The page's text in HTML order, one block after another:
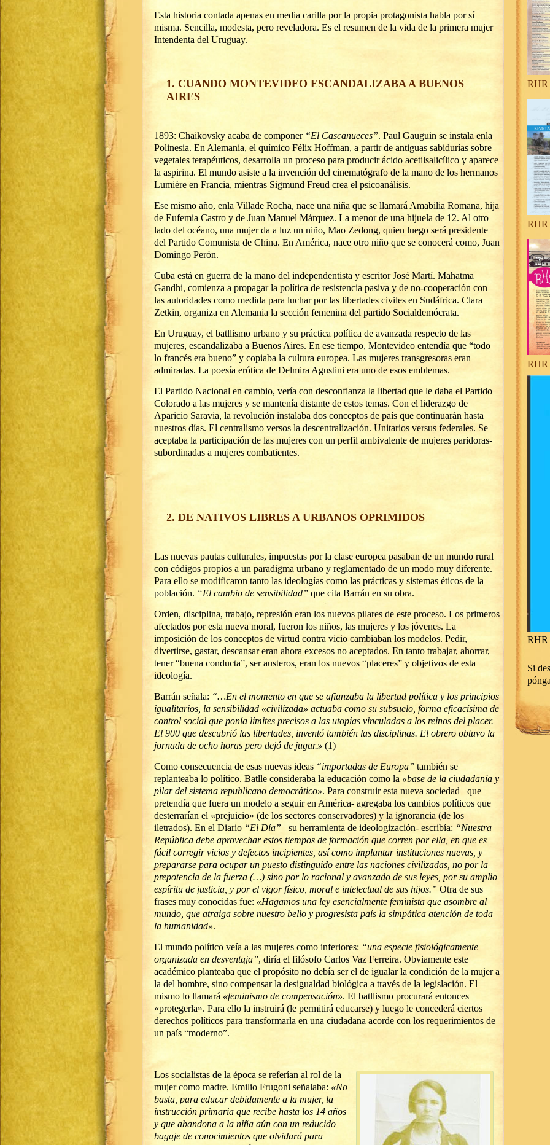
Esta historia contada apenas en media carilla por la propia protagonista habla por sí
misma. Sencilla, modesta, pero reveladora. Es el resumen de la vida de la primera mujer
Intendenta del Uruguay.
1. CUANDO MONTEVIDEO ESCANDALIZABA A BUENOS
AIRES
1893: Chaikovsky acaba de componer “El Cascanueces”. Paul Gauguin se instala enla
Polinesia. En Alemania, el químico Félix Hoffman, a partir de antiguas sabidurías sobre
vegetales terapéuticos, desarrolla un proceso para producir ácido acetilsalicílico y aparece
la aspirina. El mundo asiste a la invención del cinematógrafo de la mano de los hermanos
Lumière en Francia, mientras Sigmund Freud crea el psicoanálisis.
Ese mismo año, enla Villade Rocha, nace una niña que se llamará Amabilia Romana, hija
de Eufemia Castro y de Juan Manuel Márquez. La menor de una hijuela de 12. Al otro
lado del océano, una mujer da a luz un niño, Mao Zedong, quien luego será presidente
del Partido Comunista de China. En América, nace otro niño que se conocerá como, Juan
Domingo Perón.
Cuba está en guerra de la mano del independentista y escritor José Martí. Mahatma
Gandhi, comienza a propagar la política de resistencia pasiva y de no-cooperación con
las autoridades como medida para luchar por las libertades civiles en Sudáfrica. Clara
Zetkin, organiza en Alemania la sección femenina del partido Socialdemócrata.
En Uruguay, el batllismo urbano y su práctica política de avanzada respecto de las
mujeres, escandalizaba a Buenos Aires. En ese tiempo, Montevideo entendía que “todo
lo francés era bueno” y copiaba la cultura europea. Las mujeres transgresoras eran
admiradas. La poesía erótica de Delmira Agustini era uno de esos emblemas.
El Partido Nacional en cambio, vería con desconfianza la libertad que le daba el Partido
Colorado a las mujeres y se mantenía distante de estos temas. Con el liderazgo de
Aparicio Saravia, la revolución instalaba dos conceptos de país que continuarán hasta
nuestros días. El centralismo versos la descentralización. Unitarios versus federales. Se
aceptaba la participación de las mujeres con un perfil ambivalente de mujeres paridoras-
subordinadas a mujeres combatientes.
2. DE NATIVOS LIBRES A URBANOS OPRIMIDOS
Las nuevas pautas culturales, impuestas por la clase europea pasaban de un mundo rural
con códigos propios a un paradigma urbano y reglamentado de un modo muy diferente.
Para ello se modificaron tanto las ideologías como las prácticas y sistemas éticos de la
población. “El cambio de sensibilidad” que cita Barrán en su obra.
Orden, disciplina, trabajo, represión eran los nuevos pilares de este proceso. Los primeros
afectados por esta nueva moral, fueron los niños, las mujeres y los jóvenes. La
imposición de los conceptos de virtud contra vicio cambiaban los modelos. Pedir,
divertirse, gastar, descansar eran ahora excesos no aceptados. En tanto trabajar, ahorrar,
tener “buena conducta”, ser austeros, eran los nuevos “placeres” y objetivos de esta
ideología.
Barrán señala: “…En el momento en que se afianzaba la libertad política y los principios
igualitarios, la sensibilidad «civilizada» actuaba como su subsuelo, forma eficacísima de
control social que ponía límites precisos a las utopías vinculadas a los reinos del placer.
El 900 que descubrió las libertades, inventó también las disciplinas. El obrero obtuvo la
jornada de ocho horas pero dejó de jugar.» (1)
Como consecuencia de esas nuevas ideas “importadas de Europa” también se
replanteaba lo político. Batlle consideraba la educación como la «base de la ciudadanía y
pilar del sistema republicano democrático». Para construir esta nueva sociedad –que
pretendía que fuera un modelo a seguir en América- agregaba los cambios políticos que
desterrarían el «prejuicio» (de los sectores conservadores) y la ignorancia (de los
iletrados). En el Diario “El Día” –su herramienta de ideologización- escribía: “Nuestra
República debe aprovechar estos tiempos de formación que corren por ella, en que es
fácil corregir vicios y defectos incipientes, así como implantar instituciones nuevas, y
prepararse para ocupar un puesto distinguido entre las naciones civilizadas, no por la
prepotencia de la fuerza (…) sino por lo racional y avanzado de sus leyes, por su amplio
espíritu de justicia, y por el vigor físico, moral e intelectual de sus hijos.” Otra de sus
frases muy conocidas fue: «Hagamos una ley esencialmente feminista que asombre al
mundo, que atraiga sobre nuestro bello y progresista país la simpática atención de toda
la humanidad».
El mundo político veía a las mujeres como inferiores: “una especie fisiológicamente
organizada en desventaja”, diría el filósofo Carlos Vaz Ferreira. Obviamente este
académico planteaba que el propósito no debía ser el de igualar la condición de la mujer a
la del hombre, sino compensar la desigualdad biológica a través de la legislación. El
mismo lo llamará «feminismo de compensación». El batllismo procurará entonces
«protegerla». Para ello la instruirá (le permitirá educarse) y luego le concederá ciertos
derechos políticos para transformarla en una ciudadana acorde con los requerimientos de
un país “moderno”.
Los socialistas de la época se referían al rol de la
mujer como madre. Emilio Frugoni señalaba: «No
basta, para educar debidamente a la mujer, la
instrucción primaria que recibe hasta los 14 años
y que abandona a la niña aún con un reducido
bagaje de conocimientos que olvidará para
RHR
RHR
RHR
RHR
Si